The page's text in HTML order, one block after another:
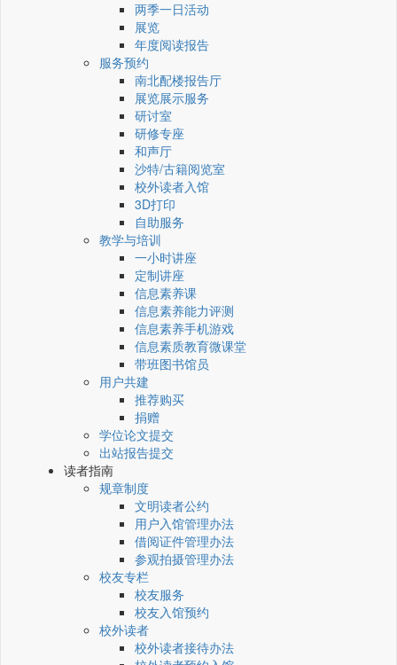
两季一日活动
展览
年度阅读报告
服务预约
南北配楼报告厅
展览展示服务
研讨室
研修专座
和声厅
沙特/古籍阅览室
校外读者入馆
3D打印
自助服务
教学与培训
一小时讲座
定制讲座
信息素养课
信息素养能力评测
信息素养手机游戏
信息素质教育微课堂
带班图书馆员
用户共建
推荐购买
捐赠
学位论文提交
出站报告提交
读者指南
规章制度
文明读者公约
用户入馆管理办法
借阅证件管理办法
参观拍摄管理办法
校友专栏
校友服务
校友入馆预约
校外读者
校外读者接待办法